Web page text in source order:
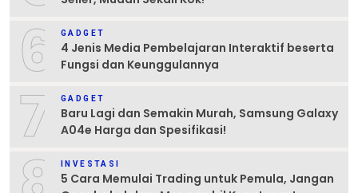
6 GADGET
4 Jenis Media Pembelajaran Interaktif beserta
Fungsi dan Keunggulannya
7 GADGET
Baru Lagi dan Semakin Murah, Samsung Galaxy
A04e Harga dan Spesifikasi!
INVESTASI
5 Cara Memulai Trading untuk Pemula, Jangan